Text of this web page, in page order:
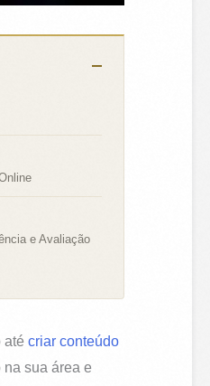
e Avaliação
até criar conteúdo
sua área e